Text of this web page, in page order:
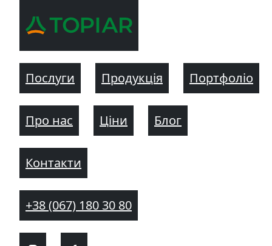
Послуги Продукція Портфоліо
Про нас Ціни Блог
Контакти
+38 (067) 180 30 80